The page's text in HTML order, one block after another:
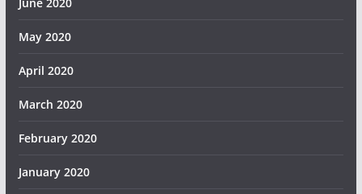
May 2020
April 2020
March 2020
February 2020
January 2020